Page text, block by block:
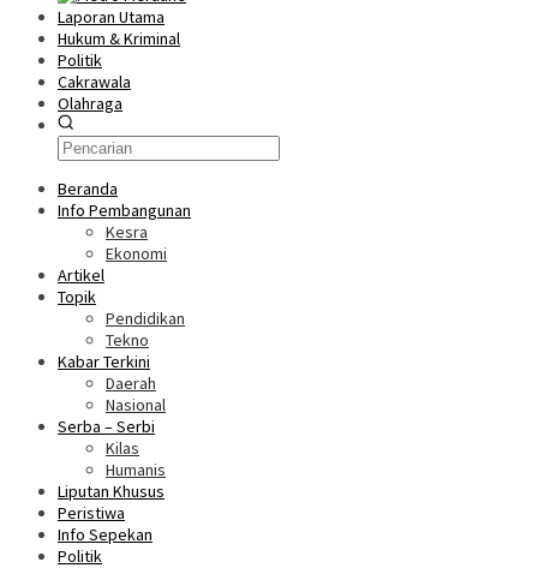
Laporan Utama
Hukum & Kriminal
Politik
Cakrawala
Olahraga
Beranda
Info Pembangunan
Kesra
Ekonomi
Artikel
Topik
Pendidikan
Tekno
Kabar Terkini
Daerah
Nasional
Serba – Serbi
Kilas
Humanis
Liputan Khusus
Peristiwa
Info Sepekan
Politik